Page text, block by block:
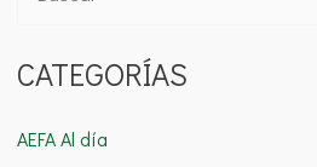
s
a
CATEGORÍAS
AEFA Al día